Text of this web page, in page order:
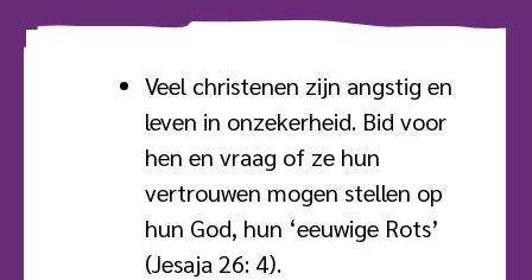
Veel christenen zijn angstig en
leven in onzekerheid. Bid voor
hen en vraag of ze hun
vertrouwen mogen stellen op
hun God, hun ‘eeuwige Rots’
(Jesaja 26: 4).